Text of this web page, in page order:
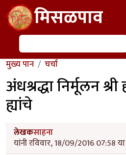
Skip to main contentमिसळपाव
शोध
मुख्य पान चर्चा
अंधश्रद्धा निर्मूलन
ह्यांचे
लेखकसाहना
यांनी रविवार, 18/09/2016 07:58